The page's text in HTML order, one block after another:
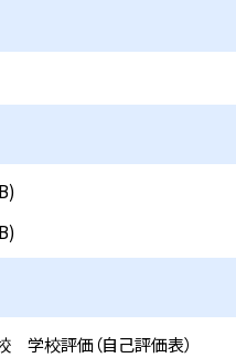
学校評価（自己評価表）